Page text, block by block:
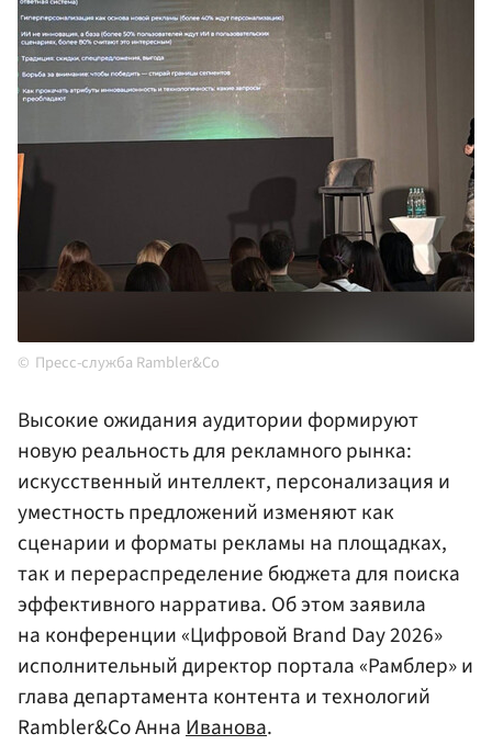
Пресс-служба Rambler&Co
Высокие ожидания аудитории формируют
новую реальность для рекламного рынка:
искусственный интеллект, персонализация и
уместность предложений изменяют как
сценарии и форматы рекламы на площадках,
так и перераспределение бюджета для поиска
эффективного нарратива. Об этом заявила
на конференции «Цифровой Brand Day 2026»
исполнительный директор портала «Рамблер» и
глава департамента контента и технологий
Rambler&Co АннаИванова.